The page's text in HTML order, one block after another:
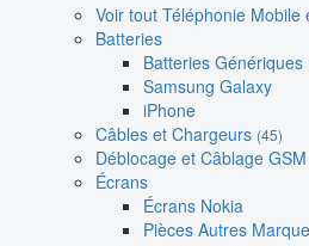
Voir tout Téléphonie Mobile
Batteries
Batteries Génériques
Samsung Galaxy
iPhone
Câbles et Chargeurs (45)
Déblocage et Câblage GSM
Écrans
Écrans Nokia
Pièces Autres